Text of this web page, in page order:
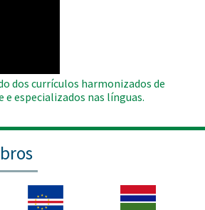
dos currículos harmonizados de
e especializados nas línguas.
Imagem
Imagem